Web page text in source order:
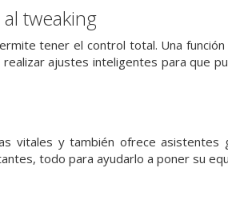
tweaking
tener el control total. Una
ajustes inteligentes para que
vitales y también ofrece
todo para ayudarlo a poner su